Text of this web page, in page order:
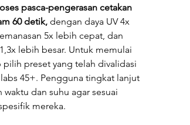
pasca-pengerasan cetakan
60 detik, dengan daya UV 4x
5x lebih cepat, dan
lebih besar. Untuk memulai
preset yang telah divalidasi
45+. Pengguna tingkat lanjut
dan suhu agar sesuai
mereka.